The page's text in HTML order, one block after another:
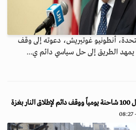
أنطونيو غوتيريش، دعوته إلى وقف
يمهد الطريق إلى حل سياسي دائم ي...